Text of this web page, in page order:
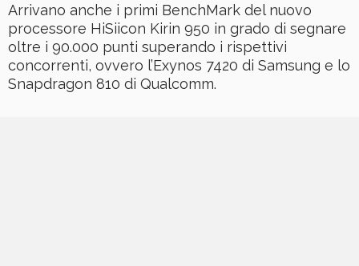
Arrivano anche i primi BenchMark del nuovo
processore HiSiicon Kirin 950 in grado di segnare
oltre i 90.000 punti superando i rispettivi
concorrenti, ovvero l’Exynos 7420 di Samsung e lo
Snapdragon 810 di Qualcomm.